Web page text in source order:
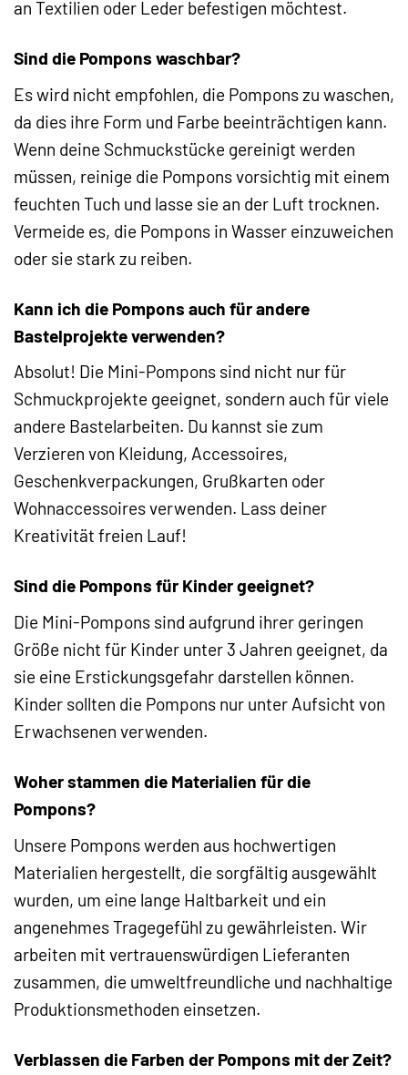
an Textilien oder Leder befestigen möchtest.
Sind die Pompons waschbar?
Es wird nicht empfohlen, die Pompons zu waschen,
da dies ihre Form und Farbe beeinträchtigen kann.
Wenn deine Schmuckstücke gereinigt werden
müssen, reinige die Pompons vorsichtig mit einem
feuchten Tuch und lasse sie an der Luft trocknen.
Vermeide es, die Pompons in Wasser einzuweichen
oder sie stark zu reiben.
Kann ich die Pompons auch für andere
Bastelprojekte verwenden?
Absolut! Die Mini-Pompons sind nicht nur für
Schmuckprojekte geeignet, sondern auch für viele
andere Bastelarbeiten. Du kannst sie zum
Verzieren von Kleidung, Accessoires,
Geschenkverpackungen, Grußkarten oder
Wohnaccessoires verwenden. Lass deiner
Kreativität freien Lauf!
Sind die Pompons für Kinder geeignet?
Die Mini-Pompons sind aufgrund ihrer geringen
Größe nicht für Kinder unter 3 Jahren geeignet, da
sie eine Erstickungsgefahr darstellen können.
Kinder sollten die Pompons nur unter Aufsicht von
Erwachsenen verwenden.
Woher stammen die Materialien für die
Pompons?
Unsere Pompons werden aus hochwertigen
Materialien hergestellt, die sorgfältig ausgewählt
wurden, um eine lange Haltbarkeit und ein
angenehmes Tragegefühl zu gewährleisten. Wir
arbeiten mit vertrauenswürdigen Lieferanten
zusammen, die umweltfreundliche und nachhaltige
Produktionsmethoden einsetzen.
Verblassen die Farben der Pompons mit der Zeit?